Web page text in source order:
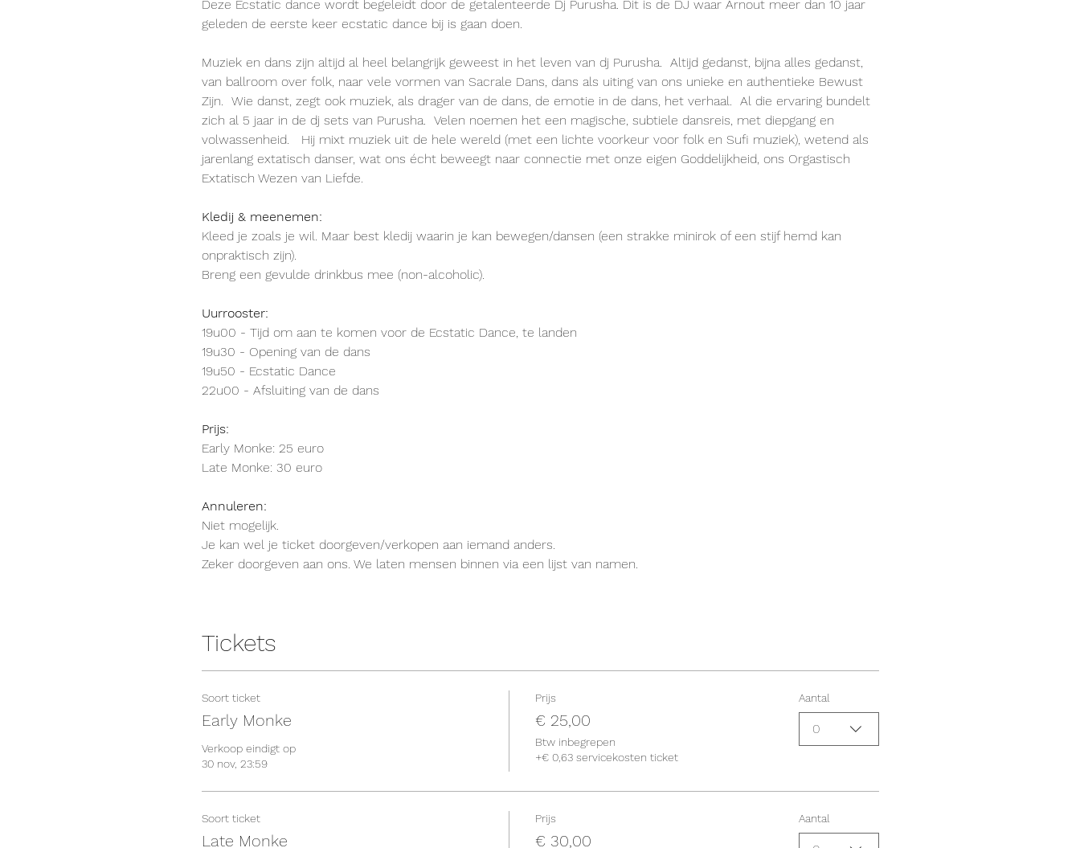
Deze Ecstatic dance wordt begeleidt door de getalenteerde Dj Purusha. Dit is de DJ waar Arnout meer dan 10 jaar
geleden de eerste keer ecstatic dance bij is gaan doen.
Muziek en dans zijn altijd al heel belangrijk geweest in het leven van dj Purusha.  Altijd gedanst, bijna alles gedanst,
van ballroom over folk, naar vele vormen van Sacrale Dans, dans als uiting van ons unieke en authentieke Bewust
Zijn.  Wie danst, zegt ook muziek, als drager van de dans, de emotie in de dans, het verhaal.  Al die ervaring bundelt
zich al 5 jaar in de dj sets van Purusha.  Velen noemen het een magische, subtiele dansreis, met diepgang en
volwassenheid.   Hij mixt muziek uit de hele wereld (met een lichte voorkeur voor folk en Sufi muziek), wetend als
jarenlang extatisch danser, wat ons écht beweegt naar connectie met onze eigen Goddelijkheid, ons Orgastisch
Extatisch Wezen van Liefde.
Kledij & meenemen:
Kleed je zoals je wil. Maar best kledij waarin je kan bewegen/dansen (een strakke minirok of een stijf hemd kan
onpraktisch zijn).
Breng een gevulde drinkbus mee (non-alcoholic).
Uurrooster:
19u00 - Tijd om aan te komen voor de Ecstatic Dance, te landen
19u30 - Opening van de dans
19u50 - Ecstatic Dance
22u00 - Afsluiting van de dans
Prijs:
Early Monke: 25 euro
Late Monke: 30 euro
Annuleren:
Niet mogelijk.
Je kan wel je ticket doorgeven/verkopen aan iemand anders.
Zeker doorgeven aan ons. We laten mensen binnen via een lijst van namen.
Tickets
Soort ticket
Early Monke
Verkoop eindigt op
30 nov, 23:59
Prijs
€ 25,00
Btw inbegrepen
+€ 0,63 servicekosten ticket
Aantal
0
Soort ticket
Late Monke
Prijs
€ 30,00
Aantal